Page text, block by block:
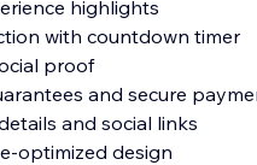
highlights
with countdown timer
proof
and secure
and social links
optimized design